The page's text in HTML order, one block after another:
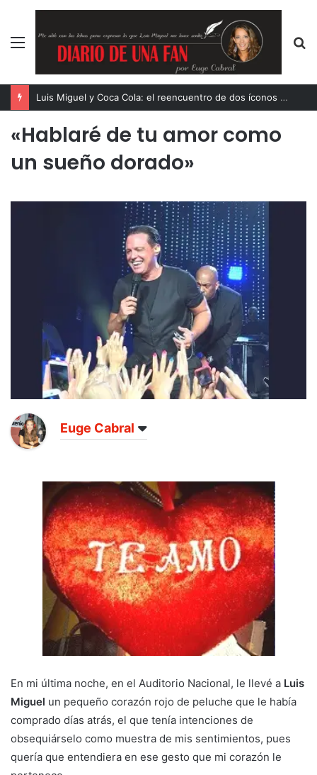
Menú
Luis Miguel y Coca Cola: el reencuentro de dos íconos eternos
«Hablaré de tu amor como
un sueño dorado»
Euge Cabral
En mi última noche, en el Auditorio Nacional, le llevé a Luis
Miguel un pequeño corazón rojo de peluche que le había
comprado días atrás, el que tenía intenciones de
obsequiárselo como muestra de mis sentimientos, pues
quería que entendiera en ese gesto que mi corazón le